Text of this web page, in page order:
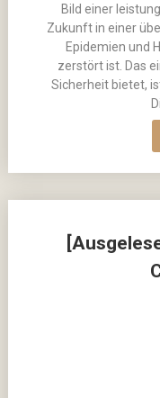
Bild einer
Zukunft in einer
Epidemien und
zerstört ist. Das
Sicherheit bietet,